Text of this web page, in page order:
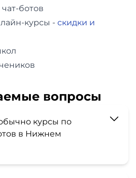
ботов
курсы - скидки и
вопросы
курсы по
в Нижнем